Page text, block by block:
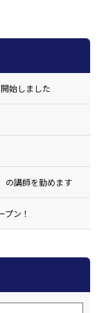
始しました
の講師を勤めます
プン！